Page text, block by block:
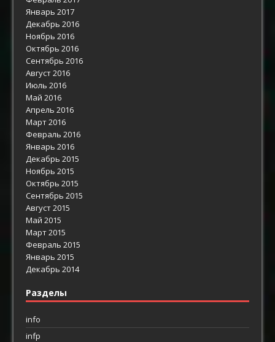
Январь 2017
Декабрь 2016
Ноябрь 2016
Октябрь 2016
Сентябрь 2016
Август 2016
Июль 2016
Май 2016
Апрель 2016
Март 2016
Февраль 2016
Январь 2016
Декабрь 2015
Ноябрь 2015
Октябрь 2015
Сентябрь 2015
Август 2015
Май 2015
Март 2015
Февраль 2015
Январь 2015
Декабрь 2014
Разделы
info
infp